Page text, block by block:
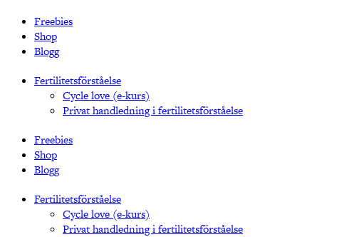
Freebies
Shop
Blogg
Fertilitetsförståelse
Cycle love (e-kurs)
Privat handledning i fertilitetsförståelse
Freebies
Shop
Blogg
Fertilitetsförståelse
Cycle love (e-kurs)
Privat handledning i fertilitetsförståelse